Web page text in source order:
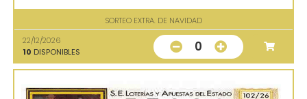
SORTEO EXTRA. DE NAVIDAD
22/12/2026
10 DISPONIBLES 0